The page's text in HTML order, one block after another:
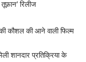
कौशल की आने वाली फिल्म
शानदार प्रतिक्रिया के